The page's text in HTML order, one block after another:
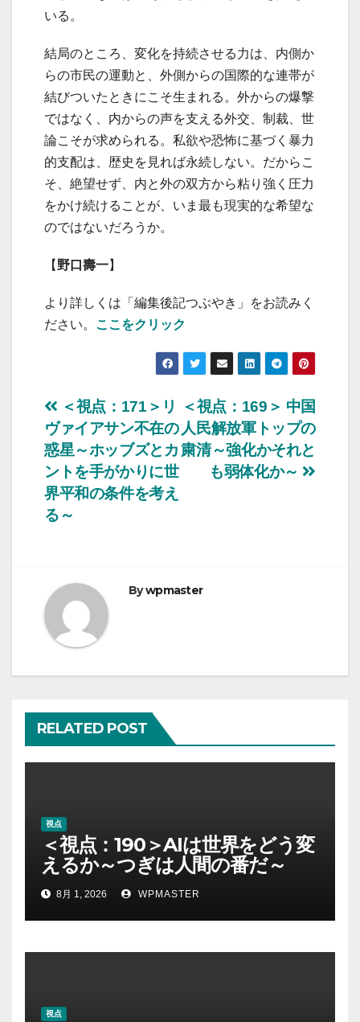
いる。
結局のところ、変化を持続させる力は、内側か
らの市民の運動と、外側からの国際的な連帯が
結びついたときにこそ生まれる。外からの爆撃
ではなく、内からの声を支える外交、制裁、世
論こそが求められる。私欲や恐怖に基づく暴力
的支配は、歴史を見れば永続しない。だからこ
そ、絶望せず、内と外の双方から粘り強く圧力
をかけ続けることが、いま最も現実的な希望な
のではないだろうか。
【 野口壽一】
より詳しくは「編集後記つぶやき」をお読みく
ださい。 ここをクリック
投
稿
ナ
ビ
ー
シ
ョ
ン
＜視点：169＞ 中国
人民解放軍トップの
粛清～強化かそれと
も弱体化か～
＜視点：171＞リ
ヴァイアサン不在の
惑星～ホッブズとカ
ントを手がかりに世
界平和の条件を考え
る～
Bywpmaster
RELATED POST
視点
＜視点：190＞AIは世界をどう変
えるか～つぎは人間の番だ～
8月 1, 2026 WPMASTER
視点